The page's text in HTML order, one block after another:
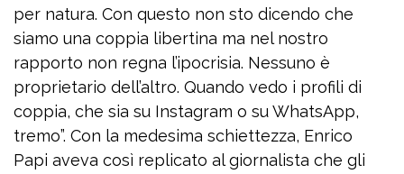
per natura. Con questo non sto dicendo che
siamo una coppia libertina ma nel nostro
rapporto non regna l’ipocrisia. Nessuno è
proprietario dell’altro. Quando vedo i profili di
coppia, che sia su Instagram o su WhatsApp,
tremo”. Con la medesima schiettezza, Enrico
Papi aveva così replicato al giornalista che gli